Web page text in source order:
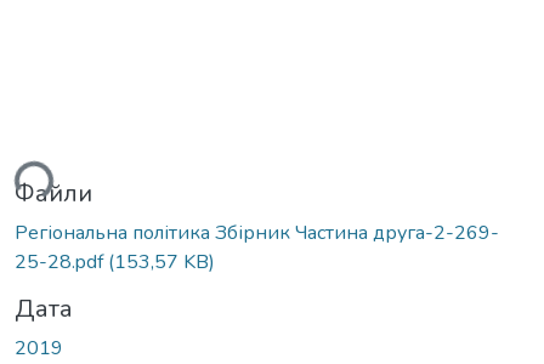
Файли
Регіональна політика Збірник Частина друга-2-269-
25-28.pdf(153,57 KB)
Дата
2019